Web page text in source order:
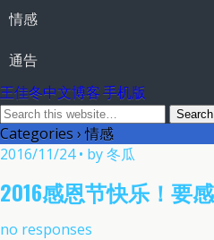
情感
通告
王佳冬中文博客 手机版
Categories ›情感
2016/11/24 • by 冬瓜
2016感恩节快乐！要
no responses